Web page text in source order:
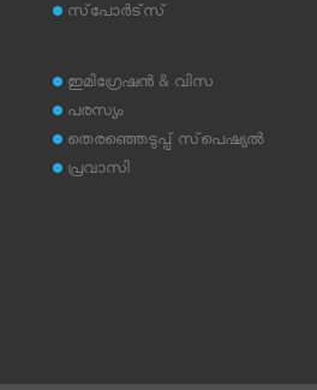
സ്‌പോര്‍ട്‌സ്
ഇമിഗ്രേഷന്‍ & വിസ
പരസ്യം
തെരഞ്ഞെടുപ്പ് സ്‌പെഷ്യല്‍
പ്രവാസി